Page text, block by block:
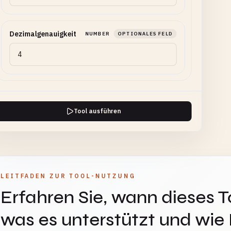
Dezimalgenauigkeit NUMBER OPTIONALES FELD
Tool ausführen
LEITFADEN ZUR TOOL-NUTZUNG
Erfahren Sie, wann dieses
was es unterstützt und wie